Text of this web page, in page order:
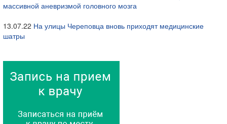
массивной аневризмой головного мозга
13.07.22 На улицы Череповца вновь приходят медицинские
шатры